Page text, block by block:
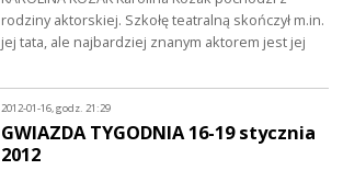
rodziny aktorskiej. Szkołę teatralną skończył m.in.
jej tata, ale najbardziej znanym aktorem jest jej
2012-01-16, godz. 21:29
GWIAZDA TYGODNIA 16-19 stycznia
2012